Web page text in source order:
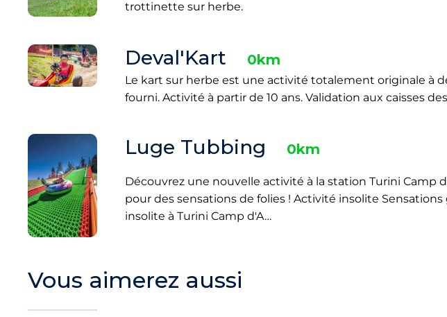
trottinette sur herbe.
Deval'Kart 0km
Le kart sur herbe est une activité totalement originale à
fourni. Activité à partir de 10 ans. Validation aux caisses
Luge Tubbing 0km
Découvrez une nouvelle activité à la station Turini Camp
pour des sensations de folies ! Activité insolite
insolite à Turini Camp d'A…
Vous aimerez aussi